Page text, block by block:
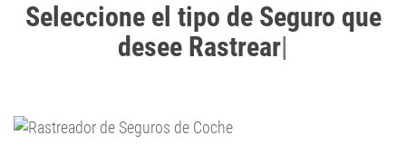
Seleccione el tipo de Seguro que
desee Rastrear|